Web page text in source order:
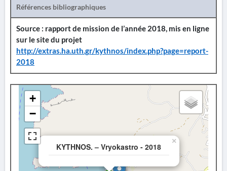
Références bibliographiques
Source : rapport de mission de l’année 2018, mis en ligne
sur le site du projet
http://extras.ha.uth.gr/kythnos/index.php?page=report-
2018
KYTHNOS. – Vryokastro - 2018
×
+
−